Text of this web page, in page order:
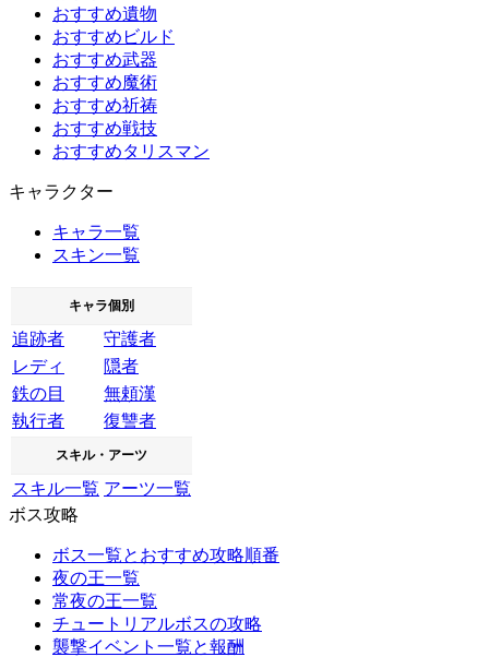
おすすめ遺物
おすすめビルド
おすすめ武器
おすすめ魔術
おすすめ祈祷
おすすめ戦技
おすすめタリスマン
キャラクター
キャラ一覧
スキン一覧
キャラ個別
追跡者
守護者
レディ
隠者
鉄の目
無頼漢
執行者
復讐者
スキル・アーツ
スキル一覧 アーツ一覧
ボス攻略
ボス一覧とおすすめ攻略順番
夜の王一覧
常夜の王一覧
チュートリアルボスの攻略
襲撃イベント一覧と報酬